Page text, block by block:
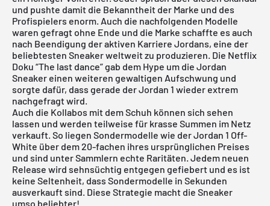
und pushte damit die Bekanntheit der Marke und des
Profispielers enorm. Auch die nachfolgenden Modelle
waren gefragt ohne Ende und die Marke schaffte es auch
nach Beendigung der aktiven Karriere Jordans, eine der
beliebtesten Sneaker weltweit zu produzieren. Die Netflix
Doku “The last dance” gab dem Hype um die Jordan
Sneaker einen weiteren gewaltigen Aufschwung und
sorgte dafür, dass gerade derJordan 1 wieder extrem
nachgefragt wird.
Auch die Kollabos mit dem Schuh können sich sehen
lassen und werden teilweise für krasse Summen im Netz
verkauft. So liegen Sondermodelle wie derJordan 1 Off-
White über dem 20-fachen ihres ursprünglichen Preises
und sind unter Sammlern echte Raritäten. Jedem neuen
Release wird sehnsüchtig entgegen gefiebert und es ist
keine Seltenheit, dass Sondermodelle in Sekunden
ausverkauft sind. Diese Strategie macht die Sneaker
umso beliebter!